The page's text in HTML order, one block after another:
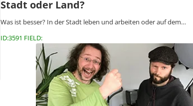
Stadt oder Land?
Was ist besser? In der Stadt leben und arbeiten oder auf dem…
ID:3591 FIELD: